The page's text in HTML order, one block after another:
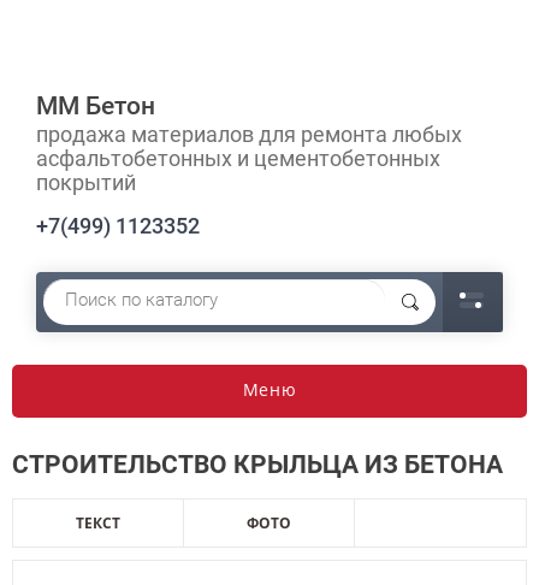
ММ Бетон
продажа материалов для ремонта любых
асфальтобетонных и цементобетонных
покрытий
+7(499) 1123352
Меню
СТРОИТЕЛЬСТВО КРЫЛЬЦА ИЗ БЕТОНА
ТЕКСТ ФОТО